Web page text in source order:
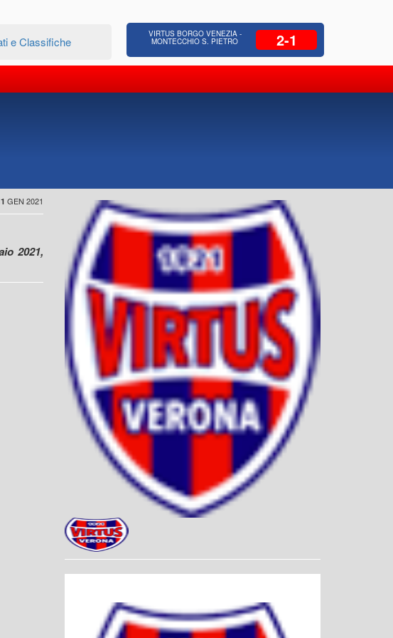
Edilizia Residenziale, Opere pubbliche,
Progettazione Strade, Opere idrauliche, Bonifica
e Classifiche
VIRTUS BORGO VENEZIA -
MONTECCHIO S. PIETRO 2-1
GEN 2021
2021,